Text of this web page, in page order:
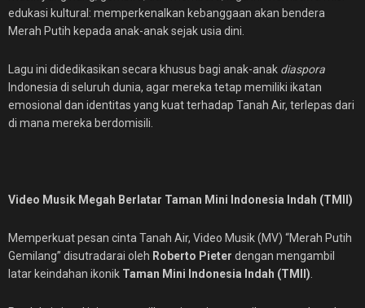
edukasi kultural: memperkenalkan kebanggaan akan bendera
Merah Putih kepada anak-anak sejak usia dini.
Lagu ini didedikasikan secara khusus bagi anak-anak diaspora
Indonesia di seluruh dunia, agar mereka tetap memiliki ikatan
emosional dan identitas yang kuat terhadap Tanah Air, terlepas dari
di mana mereka berdomisili.
Video Musik Megah Berlatar Taman Mini Indonesia Indah (TMII)
Memperkuat pesan cinta Tanah Air, Video Musik (MV) “Merah Putih
Gemilang” disutradarai oleh Roberto Pieter dengan mengambil
latar keindahan ikonik Taman Mini Indonesia Indah (TMII)